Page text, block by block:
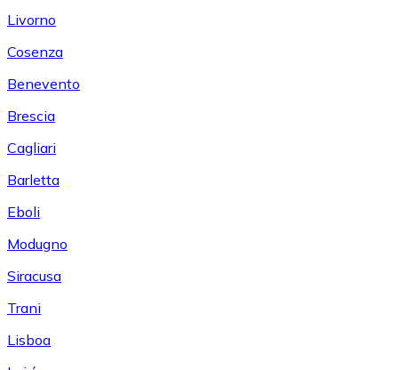
Livorno
Cosenza
Benevento
Brescia
Cagliari
Barletta
Eboli
Modugno
Siracusa
Trani
Lisboa